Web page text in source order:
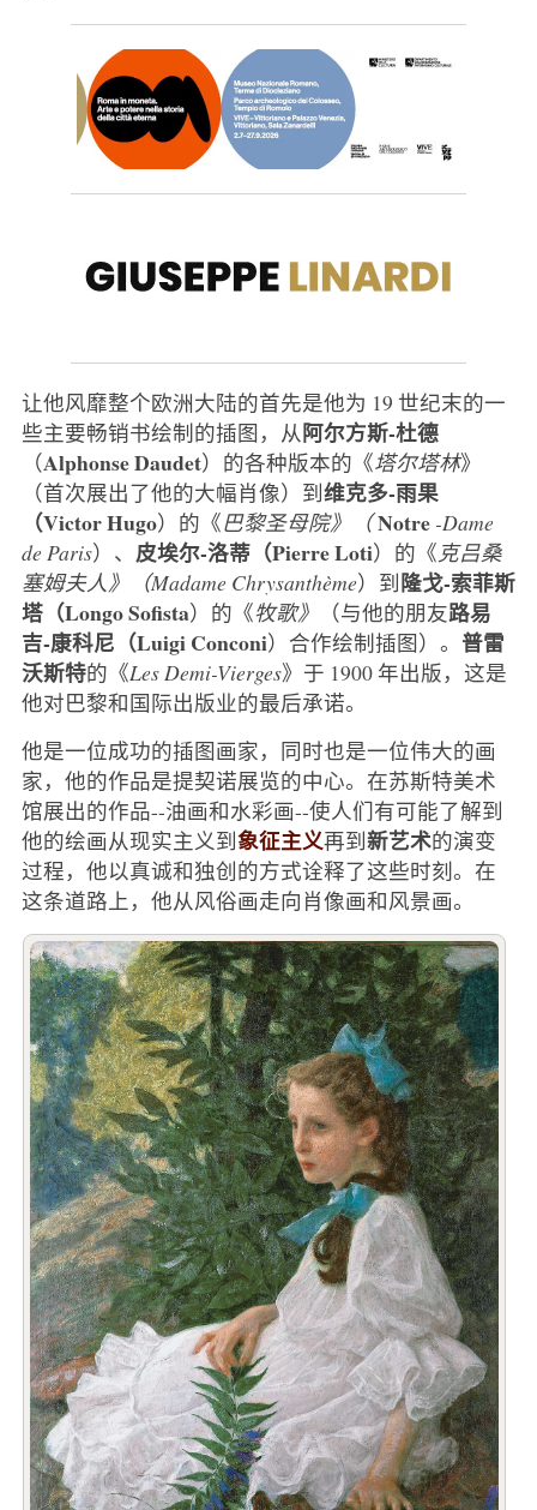
让他风靡整个欧洲大陆的首先是他为 19 世纪末的一
些主要畅销书绘制的插图，从阿尔方斯-杜德
（Alphonse Daudet）的各种版本的《塔尔塔林》
（首次展出了他的大幅肖像）到维克多-雨果
（Victor Hugo）的《巴黎圣母院》（Notre -Dame
de Paris）、 皮埃尔-洛蒂（Pierre Loti）的《 克吕桑
塞姆夫人》（Madame Chrysanthème）到隆戈-索菲斯
塔（Longo Sofista）的《牧歌》 （与他的朋友路易
吉-康科尼（Luigi Conconi）合作绘制插图）。 普雷
沃斯特的《Les Demi-Vierges》于 1900 年出版，这是
他对巴黎和国际出版业的最后承诺。
他是一位成功的插图画家，同时也是一位伟大的画
家，他的作品是提契诺展览的中心。在苏斯特美术
馆展出的作品--油画和水彩画--使人们有可能了解到
他的绘画从现实主义到象征主义再到新艺术的演变
过程，他以真诚和独创的方式诠释了这些时刻。在
这条道路上，他从风俗画走向肖像画和风景画。